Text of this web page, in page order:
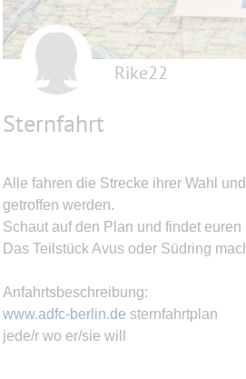
Rike22
Sternfahrt
Alle fahren die Strecke ihrer Wahl
getroffen werden.
Schaut auf den Plan und findet
Das Teilstück Avus oder Südring
Anfahrtsbeschreibung:
www.adfc-berlin.de sternfahrtplan
jede/r wo er/sie will